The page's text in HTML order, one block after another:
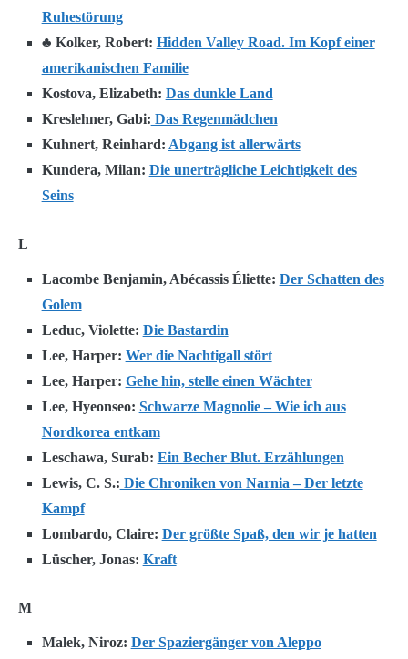
Ruhestörung
♣ Kolker, Robert: Hidden Valley Road. Im Kopf einer
amerikanischen Familie
Kostova, Elizabeth: Das dunkle Land
Kreslehner, Gabi: Das Regenmädchen
Kuhnert, Reinhard: Abgang ist allerwärts
Kundera, Milan: Die unerträgliche Leichtigkeit des
Seins
L
Lacombe Benjamin, Abécassis Éliette: Der Schatten des
Golem
Leduc, Violette: Die Bastardin
Lee, Harper: Wer die Nachtigall stört
Lee, Harper: Gehe hin, stelle einen Wächter
Lee, Hyeonseo: Schwarze Magnolie – Wie ich aus
Nordkorea entkam
Leschawa, Surab: Ein Becher Blut. Erzählungen
Lewis, C. S.: Die Chroniken von Narnia – Der letzte
Kampf
Lombardo, Claire: Der größte Spaß, den wir je hatten
Lüscher, Jonas: Kraft
M
Malek, Niroz: Der Spaziergänger von Aleppo